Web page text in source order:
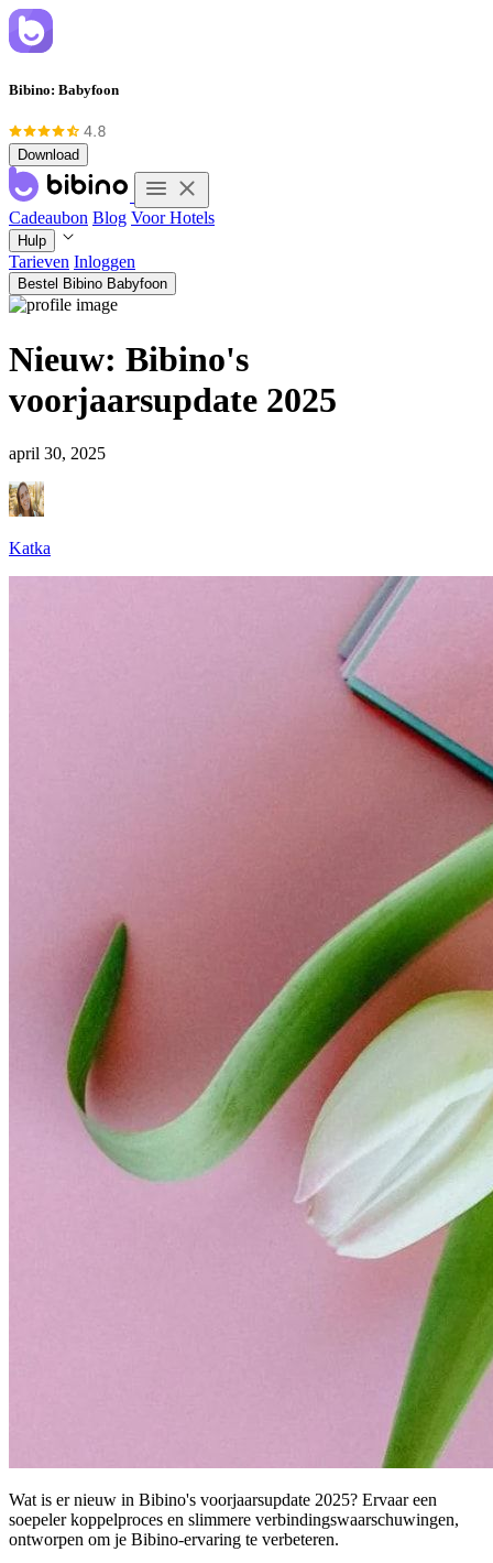
Bibino: Babyfoon
Download
Cadeaubon Blog Voor Hotels
Hulp
Tarieven Inloggen
Bestel Bibino Babyfoon
Nieuw: Bibino's
voorjaarsupdate 2025
april 30, 2025
Katka
Wat is er nieuw in Bibino's voorjaarsupdate 2025? Ervaar een
soepeler koppelproces en slimmere verbindingswaarschuwingen,
ontworpen om je Bibino-ervaring te verbeteren.